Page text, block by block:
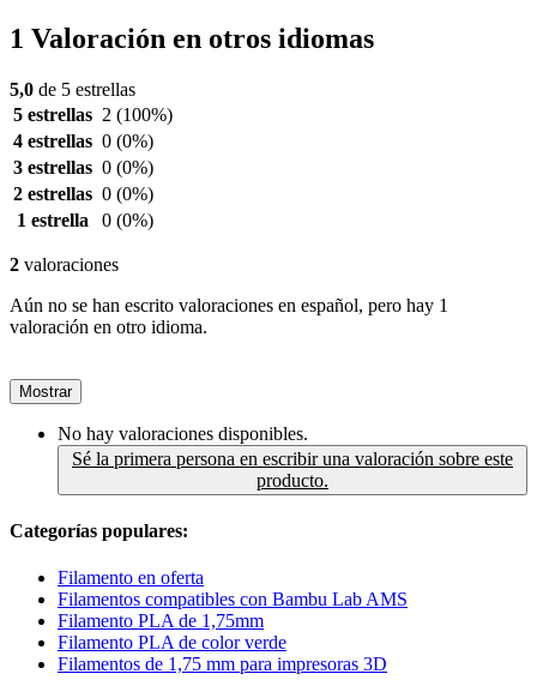
1 Valoración en otros idiomas
5,0 de 5 estrellas
5 estrellas 2 (100%)
4 estrellas 0 (0%)
3 estrellas 0 (0%)
2 estrellas 0 (0%)
1 estrella
0 (0%)
2 valoraciones
Aún no se han escrito valoraciones en español, pero hay 1
valoración en otro idioma.
Mostrar
No hay valoraciones disponibles.
Sé la primera persona en escribir una valoración sobre este
producto.
Categorías populares:
Filamento en oferta
Filamentos compatibles con Bambu Lab AMS
Filamento PLA de 1,75mm
Filamento PLA de color verde
Filamentos de 1,75 mm para impresoras 3D